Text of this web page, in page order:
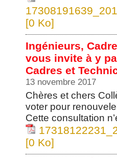
[0 Ko]
Ingénieurs,
vous invite à y
Cadres et
13 novembre 2017
Chères et chers
voter pour
Cette consultation
[0 Ko]